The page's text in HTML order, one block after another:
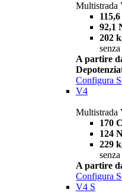
Multistrada
92,1
202
A partire
Configura
V4
Multistrada
170
124
229
A partire
Configura
V4 S